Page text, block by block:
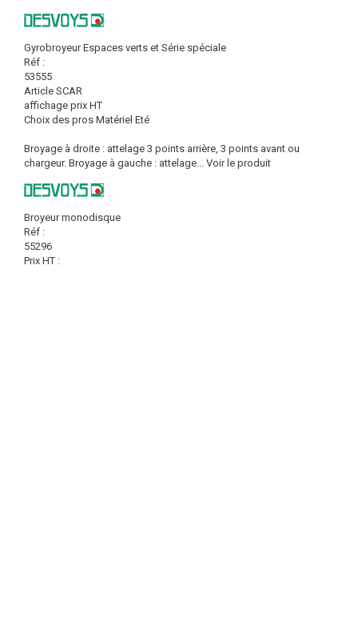
Gyrobroyeur Espaces verts et Série spéciale
Réf :
53555
Article SCAR
affichage prix HT
Choix des pros Matériel Eté
Broyage à droite : attelage 3 points arrière, 3 points avant ou
chargeur. Broyage à gauche : attelage... Voir le produit
Broyeur monodisque
Réf :
55296
Prix HT :